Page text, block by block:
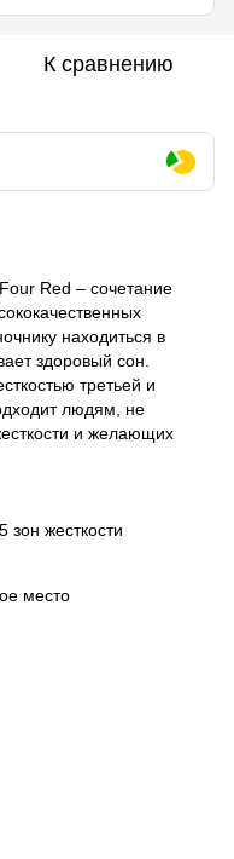
К сравнению
Red – сочетание
находиться в
здоровый сон.
третьей и
людям, не
и желающих
зон жесткости
место